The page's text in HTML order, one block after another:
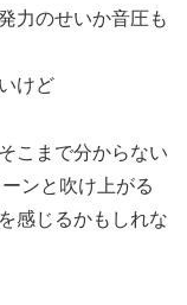
力のせいか音圧も
けど
こまで分からない
ンと吹け上がる
感じるかもしれな